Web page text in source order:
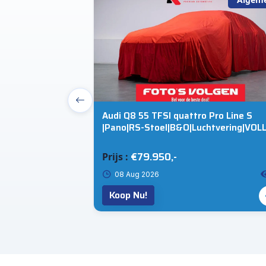
Audi Q8 55 TFSI quattro Pro Line S
|Pano|RS-
Prijs : €79.950,-
08 Aug 2026
Koop Nu!